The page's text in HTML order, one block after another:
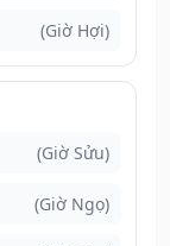
(Giờ Hợi)
(Giờ Sửu)
(Giờ Ngọ)